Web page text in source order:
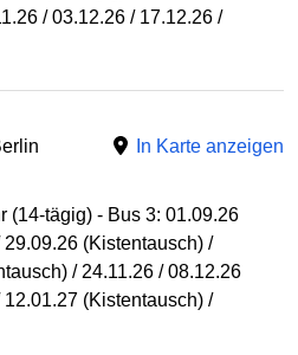
/ 03.12.26 / 17.12.26 /
In Karte anzeigen
(14-tägig) - Bus 3: 01.09.26
(Kistentausch) /
/ 24.11.26 / 08.12.26
(Kistentausch) /